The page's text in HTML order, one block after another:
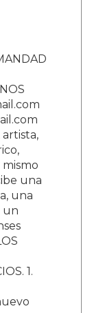
artista,
una
una
un
1.